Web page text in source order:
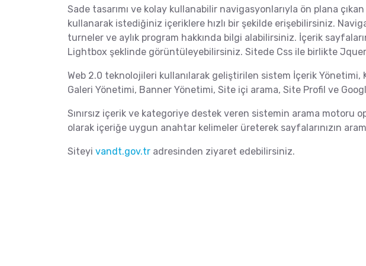
Sade tasarımı ve kolay kullanabilir navigasyonlarıyla ön plana
kullanarak istediğiniz içeriklere hızlı bir şekilde erişebilirsiniz.
turneler ve aylık program hakkında bilgi alabilirsiniz. İçerik
Lightbox şeklinde görüntüleyebilirsiniz. Sitede Css ile birlikte
Web 2.0 teknolojileri kullanılarak geliştirilen sistem İçerik Yönetimi,
Galeri Yönetimi, Banner Yönetimi, Site içi arama, Site Profil ve
Sınırsız içerik ve kategoriye destek veren sistemin arama motoru
olarak içeriğe uygun anahtar kelimeler üreterek sayfalarınızın
Siteyi vandt.gov.tr adresinden ziyaret edebilirsiniz.